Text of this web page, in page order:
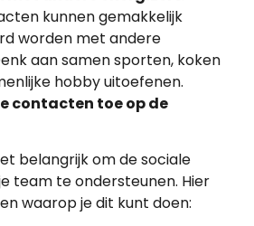
kunnen gemakkelijk
worden met andere
aan samen sporten, koken
hobby uitoefenen.
contacten toe op de
belangrijk om de sociale
team te ondersteunen. Hier
waarop je dit kunt doen: